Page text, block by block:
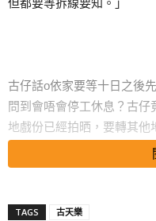
但都要等拆線要知。」
古仔話o依家要等十日之後
問到會唔會停工休息？古
地戲份已經拍晒，要轉其
傷口？唔擔心受感染？佢
氣壓㗎。」問到係咪好痛？
話被笑娘，佢直認：「係
TAGS 古天樂